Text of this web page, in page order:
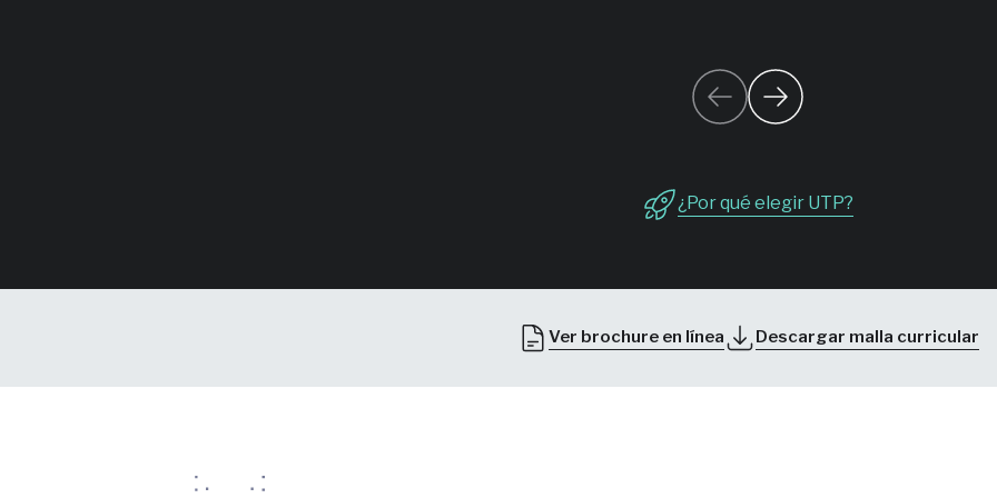
¿Por qué elegir UTP?
Ver brochure en línea Descargar malla curricular